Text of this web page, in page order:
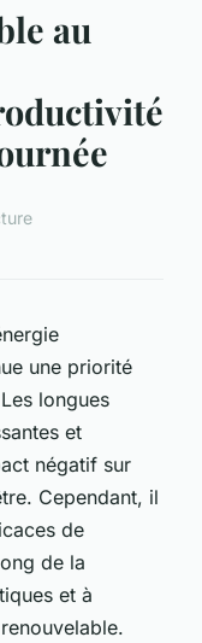
au
une priorité
longues
et
négatif sur
Cependant, il
de
de la
et à